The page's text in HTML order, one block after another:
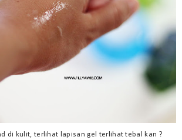
di kulit, terlihat lapisan gel terlihat tebal kan ?